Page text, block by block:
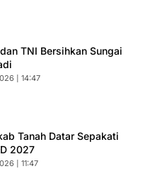
TNI Bersihkan Sungai
| 14:47
Tanah Datar Sepakati
2027
| 11:47